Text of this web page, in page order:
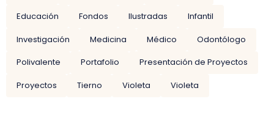
Educación
Fondos Ilustradas
Infantil
Investigación
Medicina Médico
Odontólogo
Polivalente
Portafolio
Presentación de Proyectos
Proyectos
Tierno Violeta Violeta